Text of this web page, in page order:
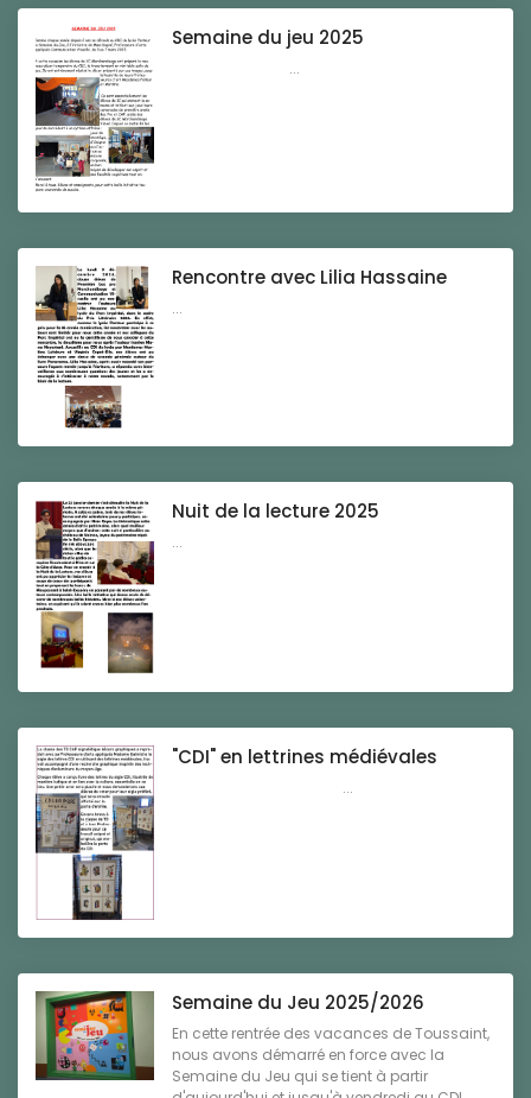
Semaine du jeu 2025
...
Rencontre avec Lilia Hassaine
...
Nuit de la lecture 2025
...
"CDI" en lettrines médiévales
...
Semaine du Jeu 2025/2026
En cette rentrée des vacances de Toussaint,
nous avons démarré en force avec la
Semaine du Jeu qui se tient à partir